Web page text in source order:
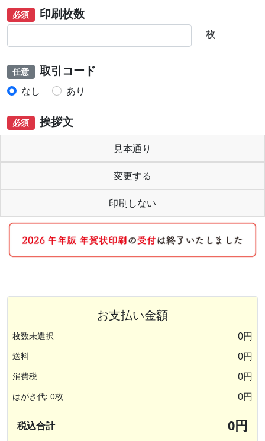
必須 印刷枚数
枚
任意 取引コード
なし あり
必須 挨拶文
見本通り
変更する
印刷しない
お支払い金額
枚数未選択 0円
送料 0円
消費税 0円
はがき代: 0枚 0円
税込合計 0円